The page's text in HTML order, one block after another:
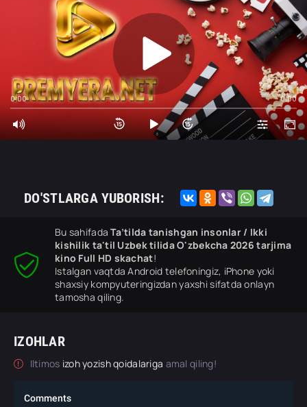
0:00 0:00
DO'STLARGA YUBORISH:
Bu sahifadaTa’tilda tanishgan insonlar / Ikki
kishilik ta'til Uzbek tilida O'zbekcha 2026 tarjima
kino Full HD skachat!
Istalgan vaqtda Android telefoningiz, iPhone yoki
shaxsiy kompyuteringizdan yaxshi sifatda onlayn
tamosha qiling.
IZOHLAR
Iltimos izoh yozish qoidalariga amal qiling!